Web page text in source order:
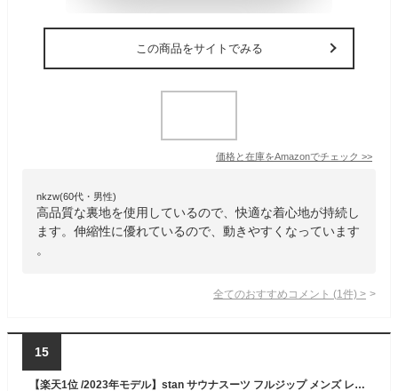
この商品をサイトでみる
価格と在庫をAmazonでチェック >>
nkzw(60代・男性)
高品質な裏地を使用しているので、快適な着心地が持続し
ます。伸縮性に優れているので、動きやすくなっています
。
全てのおすすめコメント (1 件) >
15
【楽天1位 /2023年モデル】stan サウナスーツ フルジップ メンズ レディース ダイエット 大きいサイズ 男女兼用 洗える 洗濯 おしゃれ 燃焼 トレーニングウェア 上下セット おすすめ ストレッチ 筋トレ 汗 ジョギングウェア 2l 3l 4l 減量 有酸素運動 ランニングウェア